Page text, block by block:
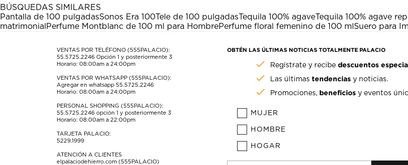
BÚSQUEDAS SIMILARES
Pantalla de 100 pulgadasSonos Era 100Tele de 100 pulgadasTequila 100% agaveTequila 100% agave
matrimonial Perfume Montblanc de 100 ml para HombrePerfume floral femenino de 100 ml Suero para
VENTAS POR TELÉFONO (555PALACIO):
55.5725.2246 Opción 1 y posteriormente 3
Horario: 08:00am a 24:00pm
VENTAS POR WHATSAPP (555PALACIO):
Agregar en whatsapp 55.5725.2246
Horario: 08:00am a 24:00pm
PERSONAL SHOPPING (555PALACIO):
55.5725.2246 opción 1 y posteriormente 3
Horario: 08:00am a 22:00pm
TARJETA PALACIO:
5229.1999
ATENCIÓN A CLIENTES
elpalaciodehierro.com (555PALACIO)
OBTÉN LAS ÚLTIMAS NOTICIAS TOTALMENTE PALACIO
Regístrate y recibedescuentos
Las últimastendencias y noticias.
Promociones, beneficios y eventos
MUJER
HOMBRE
HOGAR